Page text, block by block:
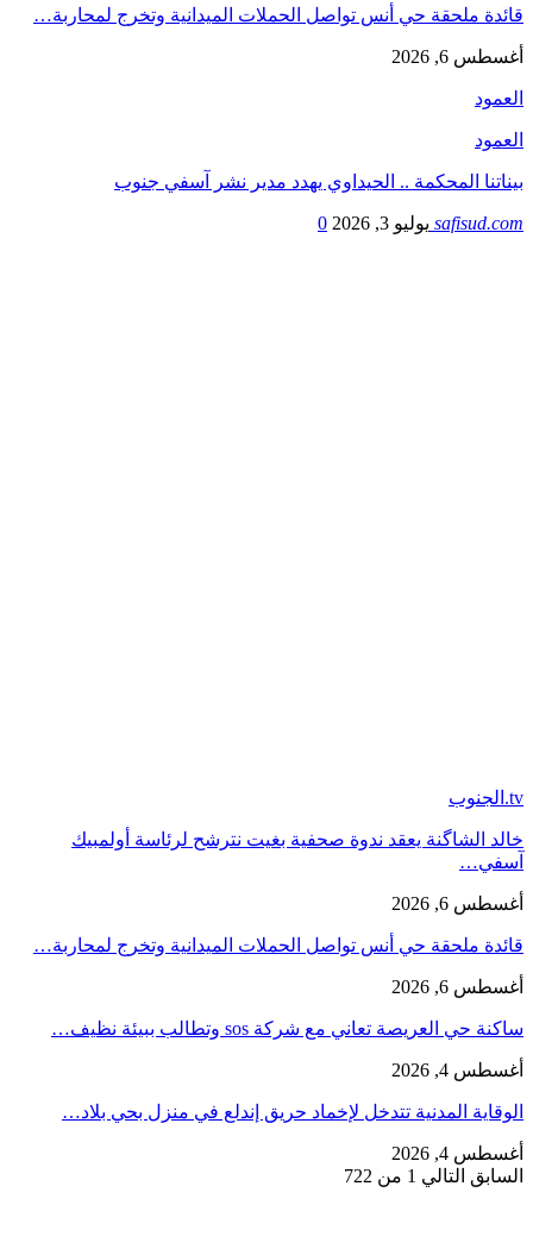
قائدة ملحقة حي أنس تواصل الحملات الميدانية وتخرج لمحاربة…
أغسطس 6, 2026
العمود
العمود
بيناتنا المحكمة .. الحيداوي يهدد مدير نشر آسفي جنوب
safisud.com يوليو 3, 2026 0
tv.الجنوب
خالد الشاگنة يعقد ندوة صحفية بغيت نترشح لرئاسة أولمبيك
آسفي…
أغسطس 6, 2026
قائدة ملحقة حي أنس تواصل الحملات الميدانية وتخرج لمحاربة…
أغسطس 6, 2026
ساكنة حي العريصة تعاني مع شركة sos وتطالب ببيئة نظيف…
أغسطس 4, 2026
الوقاية المدنية تتدخل لإخماد حريق إندلع في منزل بحي بلاد…
أغسطس 4, 2026
السابق التالي 1 من 722